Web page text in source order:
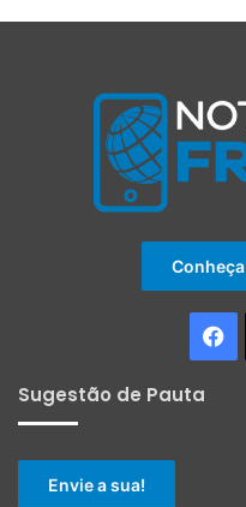
Sugestão de Pauta
Envie a sua!